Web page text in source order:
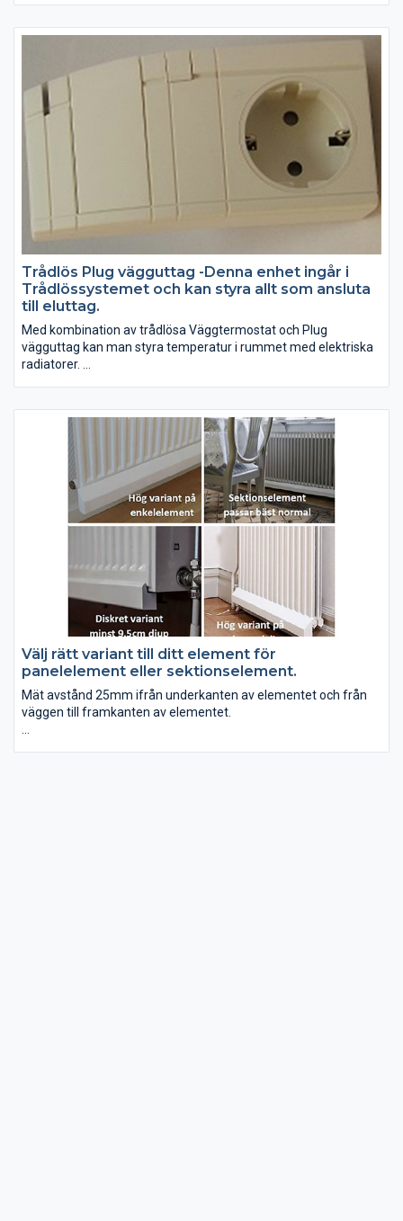
Trådlös Plug vägguttag -Denna enhet ingår i
Trådlössystemet och kan styra allt som ansluta
till eluttag.
Med kombination av trådlösa Väggtermostat och Plug
vägguttag kan man styra temperatur i rummet med elektriska
radiatorer.
och stänga av t ex belysning, värmepumpar, värmepannor och
cirkulationspumpar, motorvärme, pelletskamin och dylikt.
Välj rätt variant till ditt element för
panelelement eller sektionselement.
Mät avstånd 25mm ifrån underkanten av elementet och från
väggen till framkanten av elementet.